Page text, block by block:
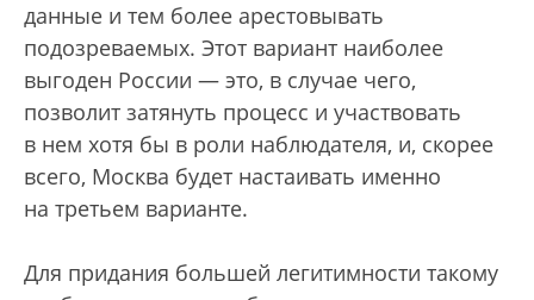
данные и тем более арестовывать
подозреваемых. Этот вариант наиболее
выгоден России — это, в случае чего,
позволит затянуть процесс и участвовать
в нем хотя бы в роли наблюдателя, и, скорее
всего, Москва будет настаивать именно
на третьем варианте.
Для придания большей легитимности такому